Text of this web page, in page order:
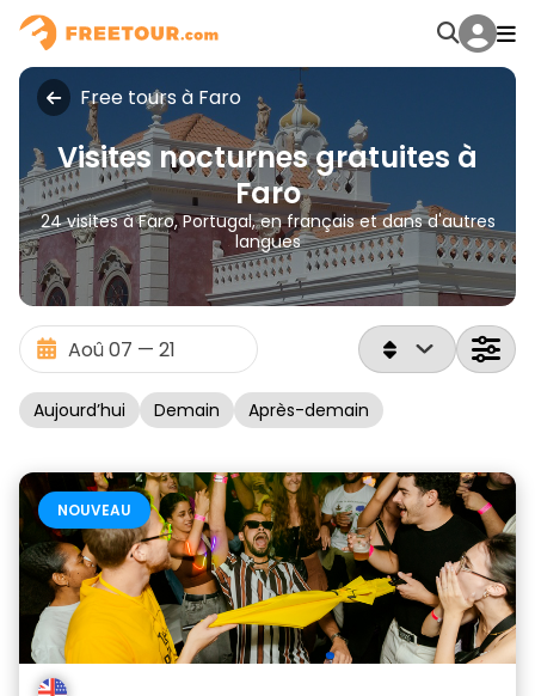
Free tours à Faro
Visites nocturnes gratuites à
Faro
24 visites à Faro, Portugal, en français et dans d'autres
langues
Aujourd’hui Demain Après-demain
NOUVEAU